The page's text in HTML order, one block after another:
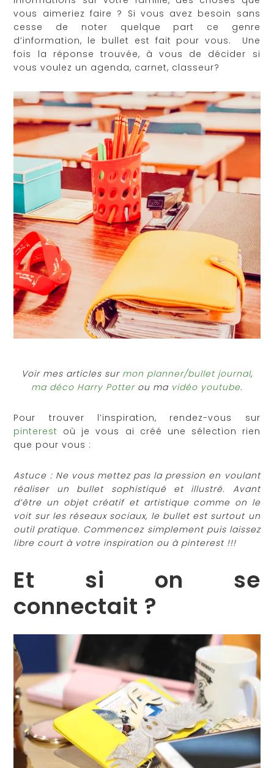
vous aimeriez faire ? Si vous avez besoin sans
cesse de noter quelque part ce genre
d’information, le bullet est fait pour vous.
Une
fois la réponse trouvée, à vous de décider si
vous voulez un agenda, carnet, classeur?
Voir mes articles sur mon planner/bullet journal,
ma déco Harry Potterou ma vidéo youtube.
Pour trouver l’inspiration, rendez-vous sur
pinterest où je vous ai créé une sélection rien
que pour vous :
Astuce : Ne vous mettez pas la pression en voulant
réaliser un bullet sophistiqué et illustré. Avant
d’être un objet créatif et artistique comme on le
voit sur les réseaux sociaux, le bullet est surtout un
outil pratique. Commencez simplement puis laissez
libre court à votre inspiration ou à pinterest !!!
Et si on se
connectait ?